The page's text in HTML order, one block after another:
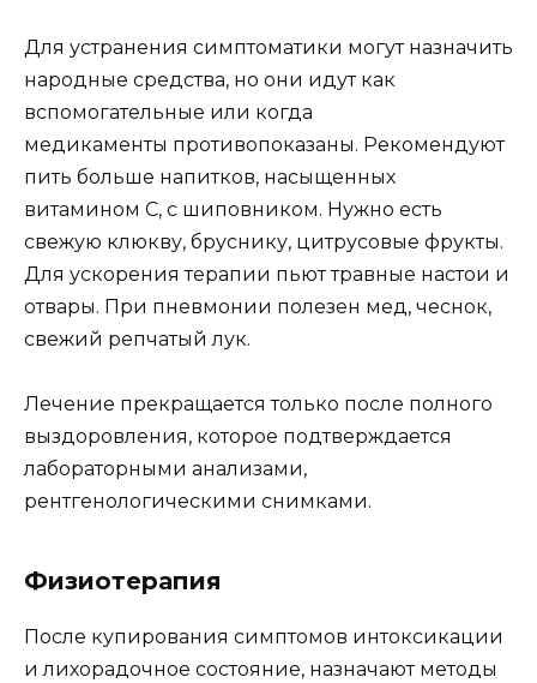
Для устранения симптоматики могут назначить
народные средства, но они идут как
вспомогательные или когда
медикаменты противопоказаны. Рекомендуют
пить больше напитков, насыщенных
витамином С, с шиповником. Нужно есть
свежую клюкву, бруснику, цитрусовые фрукты.
Для ускорения терапии пьют травные настои и
отвары. При пневмонии полезен мед, чеснок,
свежий репчатый лук.
Лечение прекращается только после полного
выздоровления, которое подтверждается
лабораторными анализами,
рентгенологическими снимками.
Физиотерапия
После купирования симптомов интоксикации
и лихорадочное состояние, назначают методы